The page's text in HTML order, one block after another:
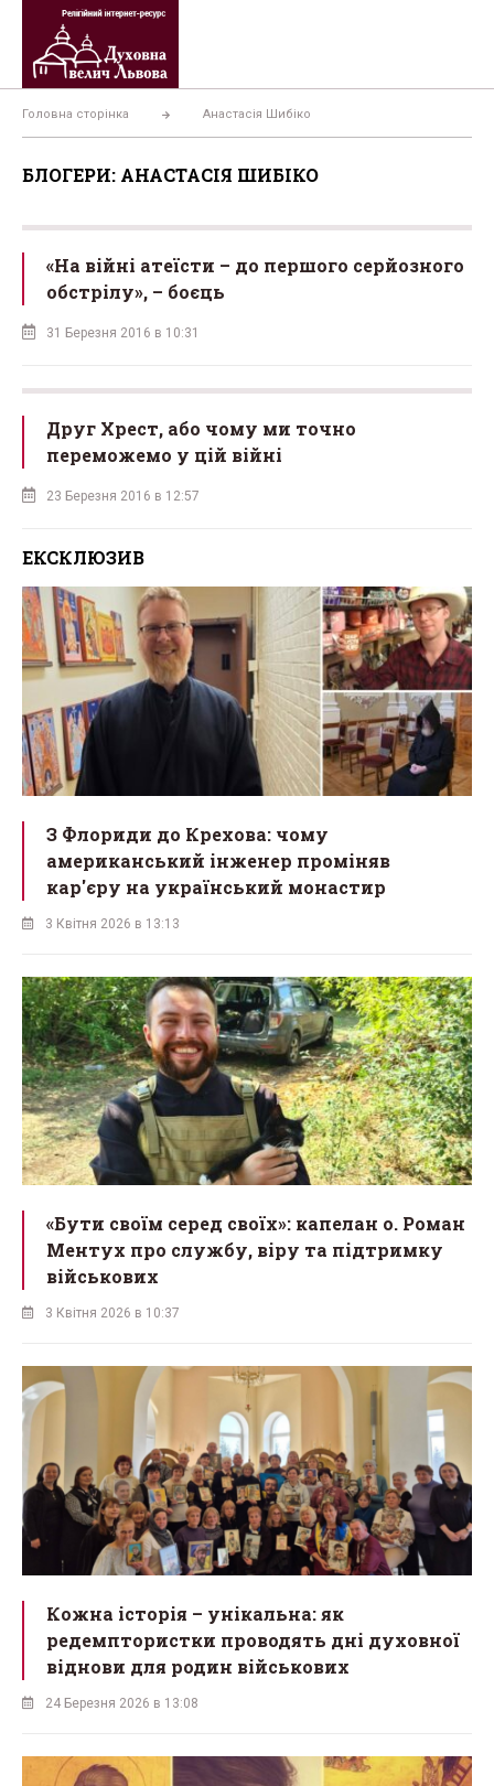
Перейти
вмісту
Головна сторінка Анастасія Шибіко
БЛОГЕРИ: АНАСТАСІЯ ШИБІКО
«На війні атеїсти – до першого серйозного
обстрілу», – боєць
31 Березня 2016 в 10:31
Друг Хрест, або чому ми точно
переможемо у цій війні
23 Березня 2016 в 12:57
ЕКСКЛЮЗИВ
З Флориди до Крехова: чому
американський інженер проміняв
кар'єру на український монастир
3 Квітня 2026 в 13:13
«Бути своїм серед своїх»: капелан о. Роман
Ментух про службу, віру та підтримку
військових
3 Квітня 2026 в 10:37
Кожна історія – унікальна: як
редемптористки проводять дні духовної
віднови для родин військових
24 Березня 2026 в 13:08